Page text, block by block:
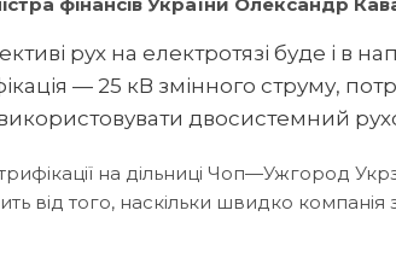
рух на електротязі буде і в
— 25 кВ змінного струму,
використовувати двосистемний
на дільниці Чоп—Ужгород
від того, наскільки швидко компанія